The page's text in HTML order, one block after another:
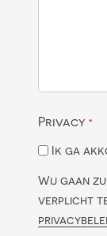
Privacy *
Ik ga
Wij gaan
verplicht